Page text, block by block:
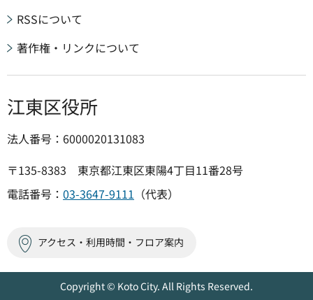
RSSについて
著作権・リンクについて
江東区役所
法人番号：6000020131083
〒135-8383 東京都江東区東陽4丁目11番28号
電話番号： 03-3647-9111 （代表）
アクセス・利用時間・フロア案内
Copyright © Koto City. All Rights Reserved.